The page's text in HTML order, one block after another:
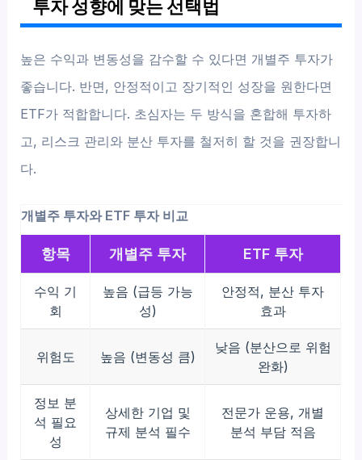
투자 성향에 맞는 선택법
높은 수익과 변동성을 감수할 수 있다면 개별주 투자가
좋습니다. 반면, 안정적이고 장기적인 성장을 원한다면
ETF가 적합합니다. 초심자는 두 방식을 혼합해 투자하
고, 리스크 관리와 분산 투자를 철저히 할 것을 권장합니
다.
개별주 투자와 ETF 투자 비교
항목 개별주 투자 ETF 투자
수익 기
회
높음 (급등 가능
성)
안정적, 분산 투자
효과
위험도 높음 (변동성 큼)
낮음 (분산으로 위험
완화)
정보 분
석 필요
성
상세한 기업 및
규제 분석 필수
전문가 운용, 개별
분석 부담 적음